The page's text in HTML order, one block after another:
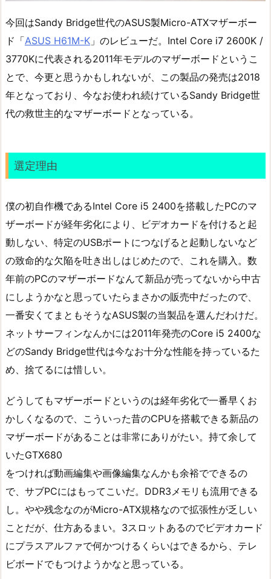
今回はSandy Bridge世代のASUS製Micro-ATXマザーボー
ド「ASUS H61M-K 」のレビューだ。Intel Core i7 2600K /
3770Kに代表される2011年モデルのマザーボードというこ
とで、今更と思うかもしれないが、この製品の発売は2018
年となっており、今なお使われ続けているSandy Bridge世
代の救世主的なマザーボードとなっている。
選定理由
僕の初自作機であるIntel Core i5 2400を搭載したPCのマ
ザーボードが経年劣化により、ビデオカードを付けると起
動しない、特定のUSBポートにつなげると起動しないなど
の致命的な欠陥を吐き出しはじめたので、これを購入。数
年前のPCのマザーボードなんて新品が売ってないから中古
にしようかなと思っていたらまさかの販売中だったので、
一番安くてまともそうなASUS製の当製品を選んだわけだ。
ネットサーフィンなんかには2011年発売のCore i5 2400な
どのSandy Bridge世代は今なお十分な性能を持っているた
め、捨てるには惜しい。
どうしてもマザーボードというのは経年劣化で一番早くお
かしくなるので、こういった昔のCPUを搭載できる新品の
マザーボードがあることは非常にありがたい。持て余して
いたGTX680
をつければ動画編集や画像編集なんかも余裕でできるの
で、サブPCにはもってこいだ。DDR3メモリも流用できる
し。やや残念なのがMicro-ATX規格なので拡張性が乏しい
ことだが、仕方あるまい。3スロットあるのでビデオカード
にプラスアルファで何かつけるくらいはできるから、テレ
ビボードでもつけようかなと思っている。